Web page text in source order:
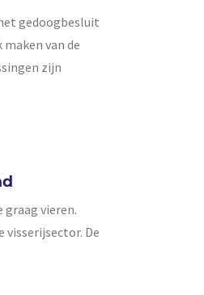
gedoogbesluit
van de
zijn
graag vieren.
visserijsector. De